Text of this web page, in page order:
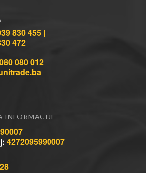
830 455 |
472
080 080 012
INFORMACIJE
4272095990007